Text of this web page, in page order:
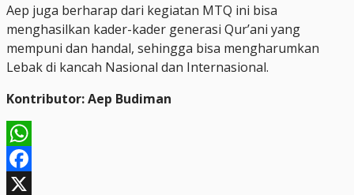
Aep juga berharap dari kegiatan MTQ ini bisa
menghasilkan kader-kader generasi Qur’ani yang
mempuni dan handal, sehingga bisa mengharumkan
Lebak di kancah Nasional dan Internasional.
Kontributor: Aep Budiman
WhatsApp
Facebook